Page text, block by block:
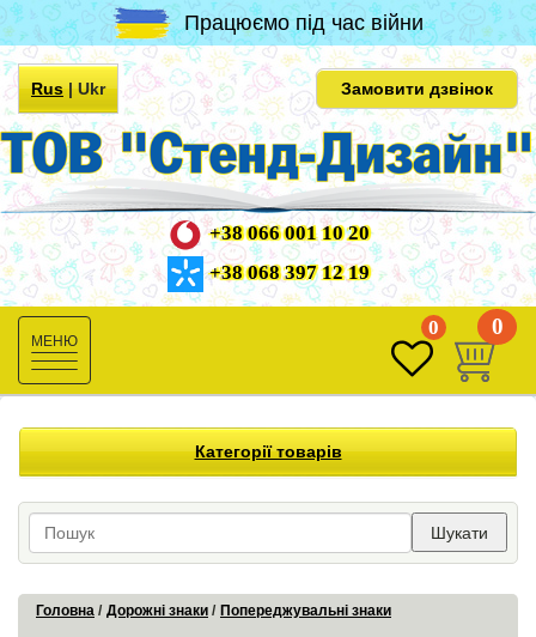
Працюємо під час війни
Rus|Ukr Замовити дзвінок
+38 066 001 10 20
+38 068 397 12 19
Toggle
navigation
0 0
Категорії товарів
Шукати
Головна Дорожні знаки Попереджувальні знаки